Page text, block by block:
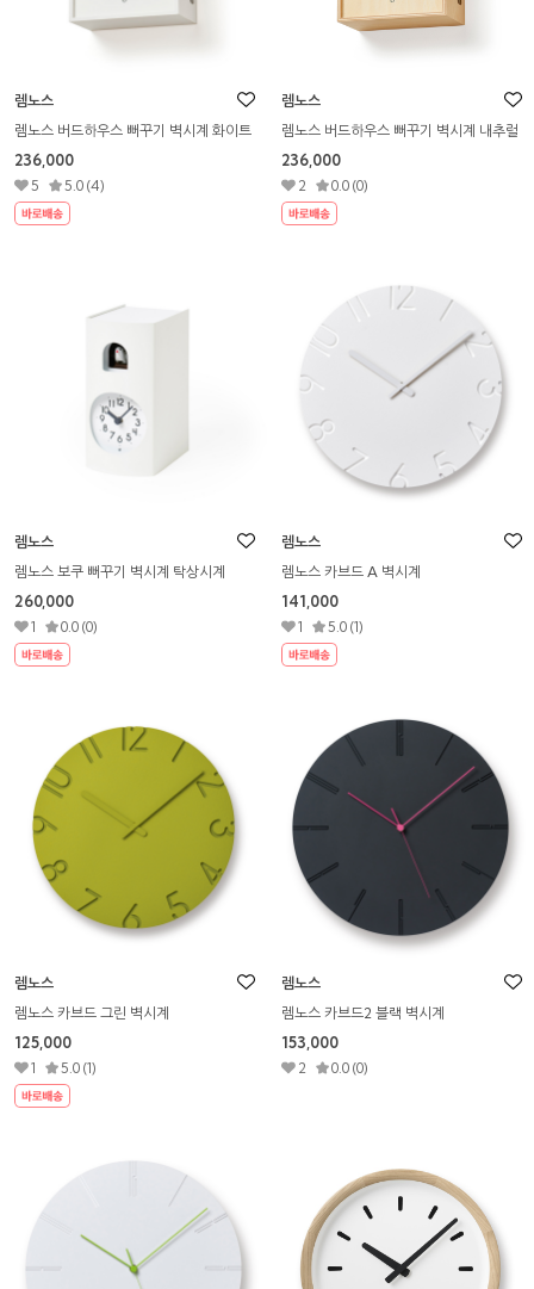
렘노스
렘노스 버드하우스 뻐꾸기 벽시계 화이트
236,000
5 5.0 (4)
렘노스
렘노스 버드하우스 뻐꾸기 벽시계 내추럴
236,000
2 0.0 (0)
렘노스
렘노스 보쿠 뻐꾸기 벽시계 탁상시계
260,000
1 0.0 (0)
렘노스
렘노스 카브드 A 벽시계
141,000
1 5.0 (1)
렘노스
렘노스 카브드 그린 벽시계
125,000
1 5.0 (1)
렘노스
렘노스 카브드2 블랙 벽시계
153,000
2 0.0 (0)